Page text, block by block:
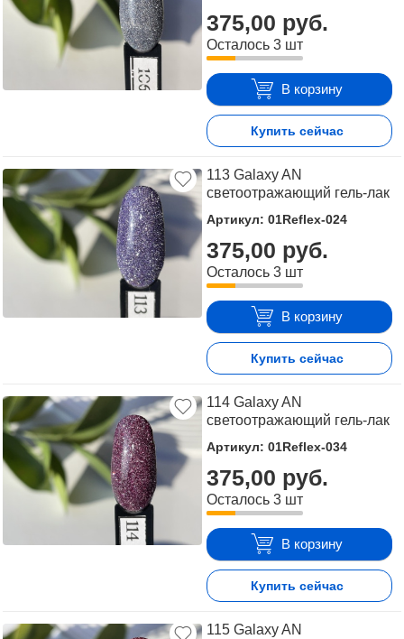
375,00 руб.
Осталось 3 шт
В корзину
Купить сейчас
113 Galaxy AN
светоотражающий гель-лак
Артикул: 01Reflex-024
375,00 руб.
Осталось 3 шт
В корзину
Купить сейчас
114 Galaxy AN
светоотражающий гель-лак
Артикул: 01Reflex-034
375,00 руб.
Осталось 3 шт
В корзину
Купить сейчас
115 Galaxy AN